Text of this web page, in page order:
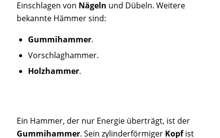
Einschlagen von Nägeln und Dübeln. Weitere
bekannte Hämmer sind:
Gummihammer.
Vorschlaghammer.
Holzhammer.
Ein Hammer, der nur Energie überträgt, ist der
Gummihammer. Sein zylinderförmiger Kopfist